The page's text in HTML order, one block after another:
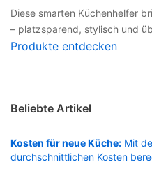
Diese smarten Küchenhelfer
– platzsparend, stylisch und
Produkte entdecken
Beliebte Artikel
Kosten für neue Küche: Mit
durchschnittlichen Kosten